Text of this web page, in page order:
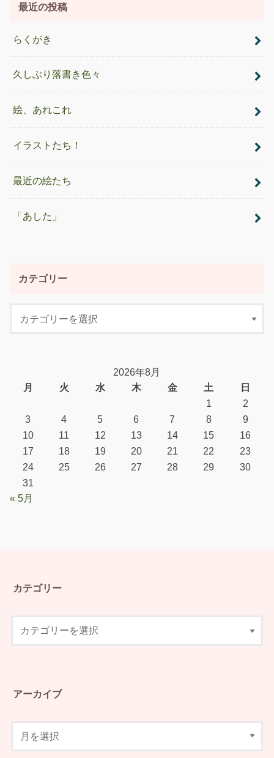
最近の投稿
らくがき
久しぶり落書き色々
絵、あれこれ
イラストたち！
最近の絵たち
「あした」
カテゴリー
2026年8月
月
火 水 木 金 土
日
1
2
3
4 5 6 7 8
9
10
11 12 13 14 15
16
17
18 19 20 21 22
23
24
25 26 27 28 29
30
31
« 5月
カテゴリー
アーカイブ